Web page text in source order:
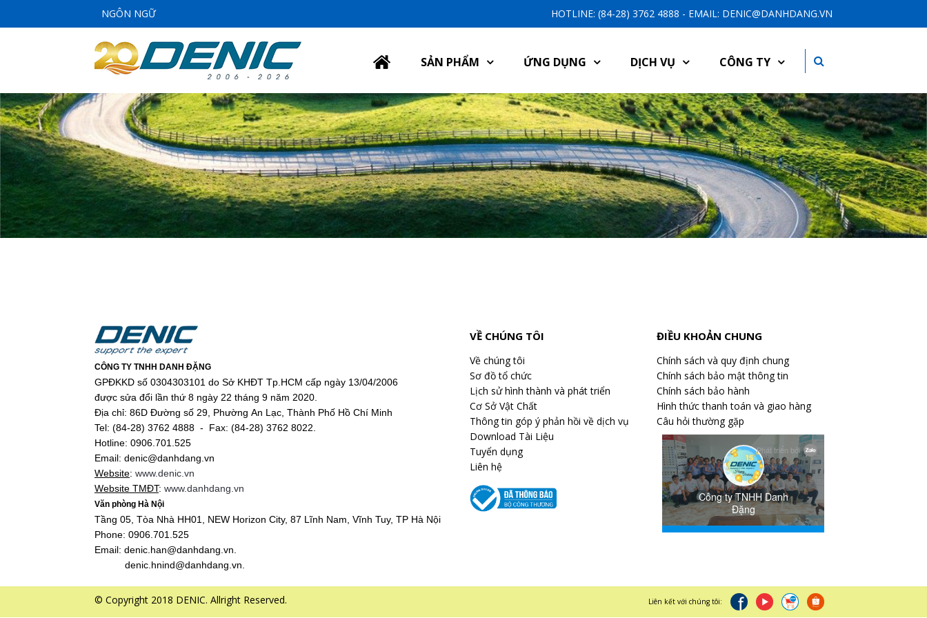
NGÔN NGỮ HOTLINE: (84-28) 3762 4888 - EMAIL: DENIC@DANHDANG.VN
SẢN PHẨM ỨNG DỤNG DỊCH VỤ CÔNG TY
CÔNG TY TNHH DANH ĐẶNG
GPĐKKD số 0304303101 do Sở KHĐT Tp.HCM cấp ngày 13/04/2006
được sửa đổi lần thứ 8 ngày 22 tháng 9 năm 2020.
Địa chỉ: 86D Đường số 29, Phường An Lạc, Thành Phố Hồ Chí Minh
Tel: (84-28) 3762 4888 - Fax: (84-28) 3762 8022.
Hotline: 0906.701.525
Email: denic@danhdang.vn
Website: www.denic.vn
Website TMĐT: www.danhdang.vn
Văn phòng Hà Nội
Tầng 05, Tòa Nhà HH01, NEW Horizon City, 87 Lĩnh Nam, Vĩnh Tuy, TP Hà Nội
Phone: 0906.701.525
Email: denic.han@danhdang.vn.
denic.hnind@danhdang.vn.
VỀ CHÚNG TÔI
Về chúng tôi
Sơ đồ tổ chức
Lịch sử hình thành và phát triển
Cơ Sở Vật Chất
Thông tin góp ý phản hồi về dịch vụ
Download Tài Liệu
Tuyển dụng
Liên hệ
ĐIỀU KHOẢN CHUNG
Chính sách và quy định chung
Chính sách bảo mật thông tin
Chính sách bảo hành
Hình thức thanh toán và giao hàng
Câu hỏi thường gặp
© Copyright 2018 DENIC. Allright Reserved. Liên kết với chúng tôi: